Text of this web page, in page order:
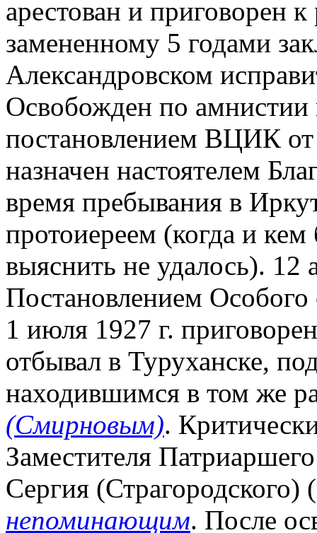
арестован и приговорен
замененному 5 годами
Александровском
Освобожден по амнистии
постановлением ВЦИК
назначен настоятелем
время пребывания в
протоиереем (когда и
выяснить не удалось). 12
Постановлением
1 июля 1927 г.
отбывал в Туруханске,
находившимся в том же
(Смирновым).
Заместителя
Сергия
непоминающим. После